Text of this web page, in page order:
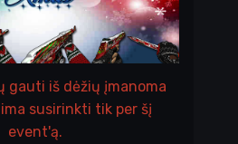
gauti iš dėžių įmanoma
susirinkti tik per šį
event'ą.